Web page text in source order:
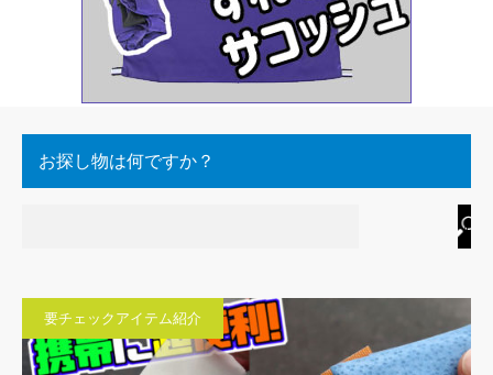
お探し物は何ですか？
要チェックアイテム紹介